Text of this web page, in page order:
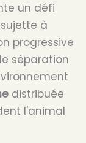
un défi
à
progressive
séparation
distribuée
l'animal